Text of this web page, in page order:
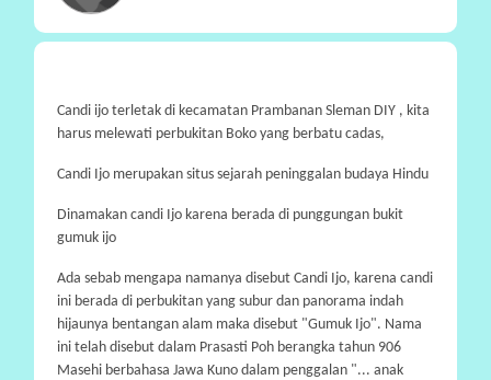
S
I
A
S
I
P
R
A
N
Candi ijo terletak di kecamatan Prambanan Sleman DIY , kita
harus melewati perbukitan Boko yang berbatu cadas,
Candi Ijo merupakan situs sejarah peninggalan budaya Hindu
Dinamakan candi Ijo karena berada di punggungan bukit
gumuk ijo
Ada sebab mengapa namanya disebut Candi Ijo, karena candi
ini berada di perbukitan yang subur dan panorama indah
hijaunya bentangan alam maka disebut "Gumuk Ijo". Nama
ini telah disebut dalam Prasasti Poh berangka tahun 906
Masehi berbahasa Jawa Kuno dalam penggalan "... anak